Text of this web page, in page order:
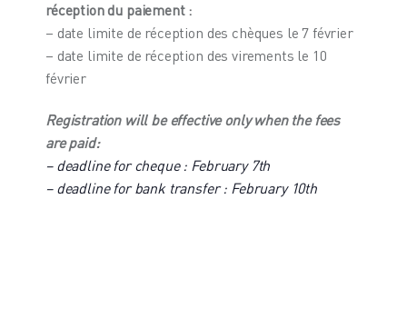
réception du paiement :
– date limite de réception des chèques le 7 février
– date limite de réception des virements le 10
février
Registration will be effective only when the fees
are paid:
– deadline for cheque : February 7th
– deadline for bank transfer : February 10th